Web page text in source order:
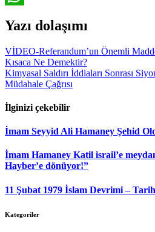
Yazı dolaşımı
VİDEO-Referandum’un Önemli
Kısaca Ne Demektir?
Kimyasal Saldırı İddiaları Sonrası
Müdahale Çağrısı
İlginizi çekebilir
İmam Seyyid Ali Hamaney Şehid
İmam Hamaney Katil israil’e
Hayber’e dönüyor!”
11 Şubat 1979 İslam Devrimi –
Kategoriler